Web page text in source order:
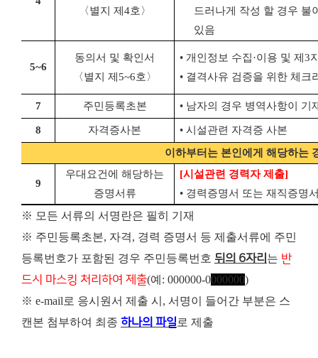
〈별지 제 4호〉
드러나게 작성 할 경우 불
있음
5~6
동의서 및 확인서
〈별지 제 5~6호〉
• 개인정보 수집·이용 및 제 3
• 결격사유 검증을 위한 체크
7 주민등록초본 • 남자의 경우 병역사항이 기
8 자격증사본 • 시설관련 자격증 사본
이하부터는 본인에게 해당하는
9
우대요건에 해당하는
증명서류
[시설관련 경력자 제출]
• 경력증명서 또는 재직증명
※ 모든 서류의 서명란은 필히 기재
※ 주민등록초본, 자격, 경력 증명서 등 제출서류에 주민
등록번호가 포함된 경우 주민등록번호 뒤의 6자리 는 반
드시 마스킹 처리하여 제출(예: 000000-0000000)
※ e-mail로 응시원서 제출 시, 서명이 들어간 부분은 스
캔본 첨부하여 최종 하나의 파일 로 제출